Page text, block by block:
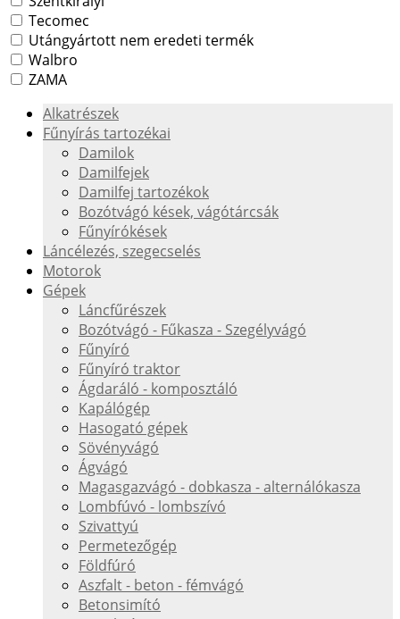
Tecomec
Utángyártott nem eredeti termék
Walbro
ZAMA
Alkatrészek
Fűnyírás tartozékai
Damilok
Damilfejek
Damilfej tartozékok
Bozótvágó kések, vágótárcsák
Fűnyírókések
Láncélezés, szegecselés
Motorok
Gépek
Láncfűrészek
Bozótvágó - Fűkasza - Szegélyvágó
Fűnyíró
Fűnyíró traktor
Ágdaráló - komposztáló
Kapálógép
Hasogató gépek
Sövényvágó
Ágvágó
Magasgazvágó - dobkasza - alternálókasza
Lombfúvó - lombszívó
Szivattyú
Permetezőgép
Földfúró
Aszfalt - beton - fémvágó
Betonsimító